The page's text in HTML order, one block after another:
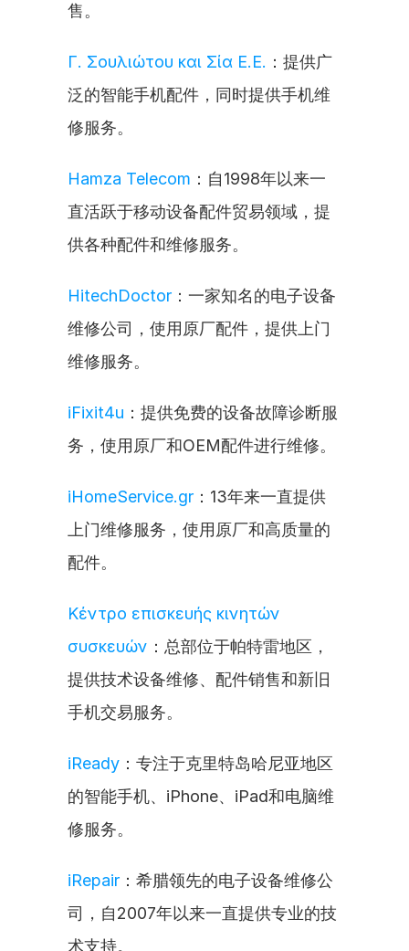
售。
Γ. Σουλιώτου και Σία Ε.Ε. ：提供广
泛的智能手机配件，同时提供手机维
修服务。
Hamza Telecom ：自1998年以来一
直活跃于移动设备配件贸易领域，提
供各种配件和维修服务。
HitechDoctor ：一家知名的电子设备
维修公司，使用原厂配件，提供上门
维修服务。
iFixit4u ：提供免费的设备故障诊断服
务，使用原厂和OEM配件进行维修。
iHomeService.gr ：13年来一直提供
上门维修服务，使用原厂和高质量的
配件。
Κέντρο επισκευής κινητών
συσκευών ：总部位于帕特雷地区，
提供技术设备维修、配件销售和新旧
手机交易服务。
iReady ：专注于克里特岛哈尼亚地区
的智能手机、iPhone、iPad和电脑维
修服务。
iRepair ：希腊领先的电子设备维修公
司，自2007年以来一直提供专业的技
术支持。